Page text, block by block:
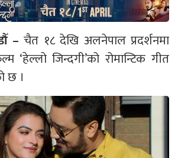
– चैत १८ देखि अलनेपाल प्रदर्शनमा
‘हेल्लो जिन्दगी’को रोमान्टिक गीत
छ ।